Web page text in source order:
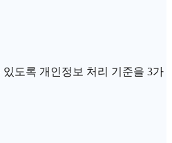
도록 개인정보 처리 기준을 3가